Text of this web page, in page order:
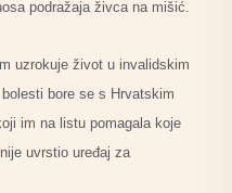
podražaja živca na mišić.
uzrokuje život u invalidskim
bore se s Hrvatskim
im na listu pomagala koje
uvrstio uređaj za